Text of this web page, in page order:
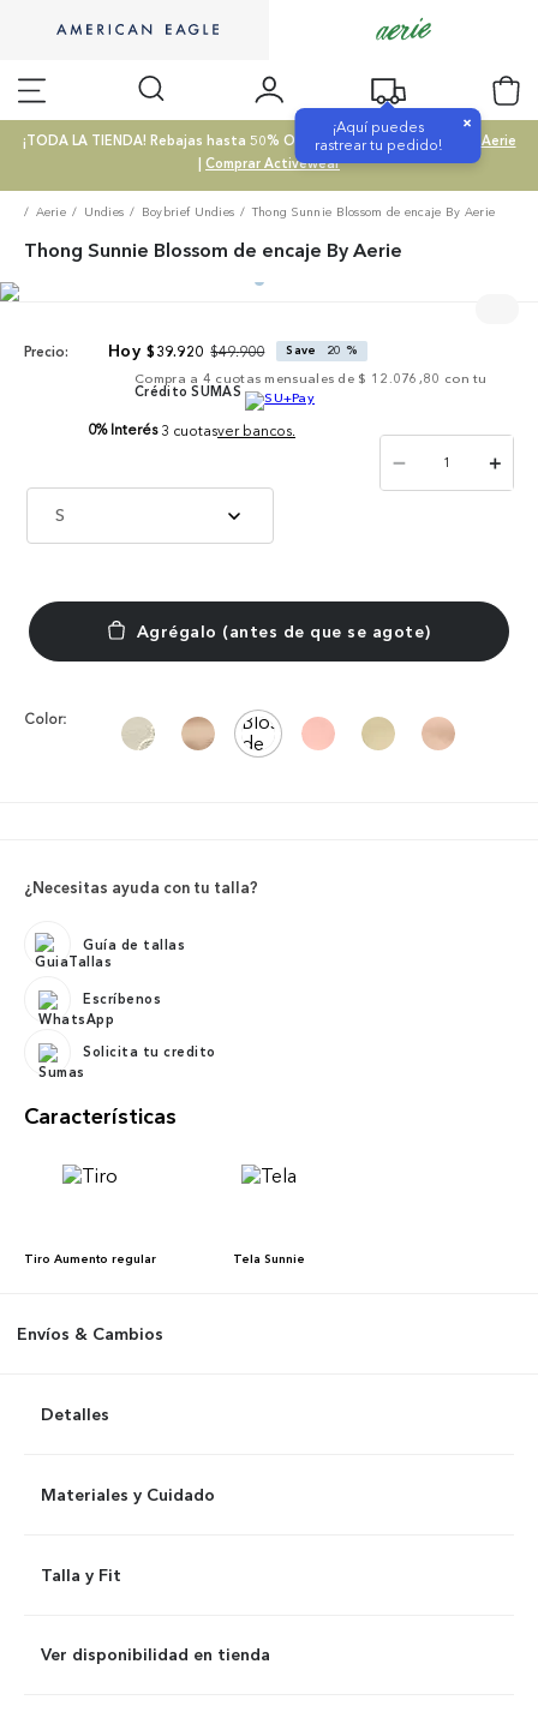
¡Aquí puedes
rastrear tu pedido!
×
¡TODA LA TIENDA! Rebajas hasta 50% OFF |Comprar SALE|Comprar Aerie
| Comprar Activewear
Aerie Undies Boybrief Undies Thong Sunnie Blossom de encaje By Aerie
Thong Sunnie Blossom de encaje By Aerie
Precio: $39.920 $49.900 Save 20 %
Compra a 4 cuotas mensuales de $ 12.076,80 con tu
Crédito SUMAS
0% Interés 3 cuotasver bancos.
S
＋
－
Color:
¿Necesitas ayuda con tu talla?
Guía de tallas
Escríbenos
Solicita tu credito
Características
Tiro Aumento regular Tela Sunnie
Envíos & Cambios
Detalles
Materiales y Cuidado
Talla y Fit
Ver disponibilidad en tienda